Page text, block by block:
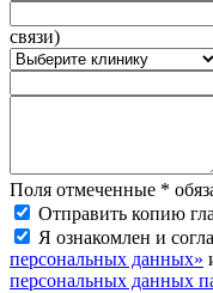
связи)
Поля отмеченные *
Отправить копию
Я ознакомлен и
персональных данных»
персональных данных